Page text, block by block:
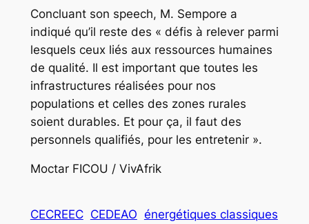
Concluant son speech, M. Sempore a
indiqué qu’il reste des « défis à relever parmi
lesquels ceux liés aux ressources humaines
de qualité. Il est important que toutes les
infrastructures réalisées pour nos
populations et celles des zones rurales
soient durables. Et pour ça, il faut des
personnels qualifiés, pour les entretenir ».
Moctar FICOU / VivAfrik
CECREEC CEDEAO énergétiques classiques